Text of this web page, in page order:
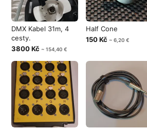
DMX Kabel 31m, 4
cesty.
3800 Kč ~ 154,40 €
Half Cone
150 Kč ~ 6,20 €